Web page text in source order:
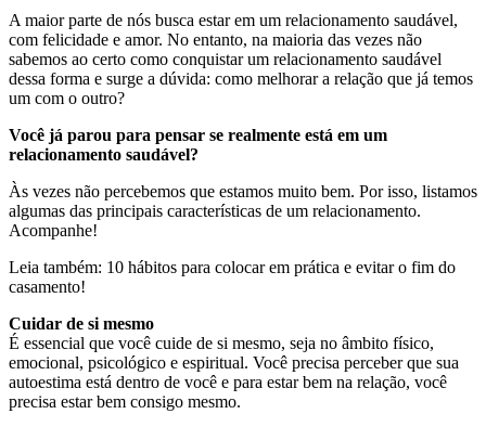
A maior parte de nós busca estar em um relacionamento saudável,
com felicidade e amor. No entanto, na maioria das vezes não
sabemos ao certo como conquistar um relacionamento saudável
dessa forma e surge a dúvida: como melhorar a relação que já temos
um com o outro?
Você já parou para pensar se realmente está em um
relacionamento saudável?
Às vezes não percebemos que estamos muito bem. Por isso, listamos
algumas das principais características de um relacionamento.
Acompanhe!
Leia também: 10 hábitos para colocar em prática e evitar o fim do
casamento!
Cuidar de si mesmo
É essencial que você cuide de si mesmo, seja no âmbito físico,
emocional, psicológico e espiritual. Você precisa perceber que sua
autoestima está dentro de você e para estar bem na relação, você
precisa estar bem consigo mesmo.